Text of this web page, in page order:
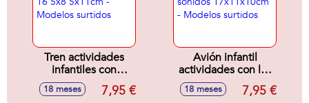
Tren actividades
infantiles con
sonidos
16'5x8'5x11cm -
18 meses 7,95 €
Avión infantil
actividades con luz
y sonidos
17x11x10cm -
18 meses 7,95 €